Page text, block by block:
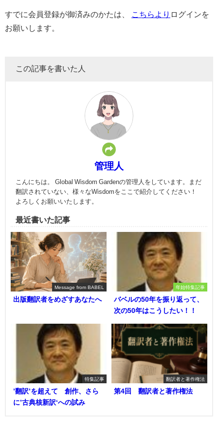
すでに会員登録が御済みのかたは、 こちらより ログインを
お願いします。
この記事を書いた人
管理人
こんにちは。 Global Wisdom Gardenの管理人をしています。まだ
翻訳されていない、様々なWisdomをここで紹介してください！
よろしくお願いいたします。
最近書いた記事
Message from BABEL
出版翻訳者をめざすあなたへ
年始特集記事
バベルの50年を振り返って、
次の50年はこうしたい！！
特集記事
’翻訳’を超えて 創作、さら
に’古典核新訳‘への試み
翻訳者と著作権法
第4回 翻訳者と著作権法